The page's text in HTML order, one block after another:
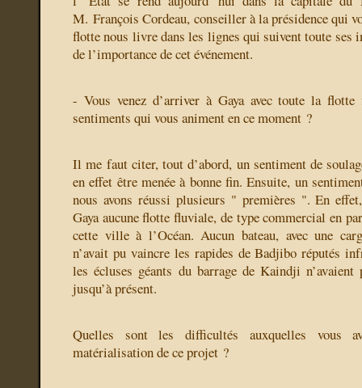
M. François Cordeau, conseiller à la présidence qui
flotte nous livre dans les lignes qui suivent toute ses
de l’importance de cet événement.
- Vous venez d’arriver à Gaya avec toute la
sentiments qui vous animent en ce moment ?
Il me faut citer, tout d’abord, un sentiment de
en effet être menée à bonne fin. Ensuite, un
nous avons réussi plusieurs " premières ". En
Gaya aucune flotte fluviale, de type commercial en
cette ville à l’Océan. Aucun bateau, avec une
n’avait pu vaincre les rapides de Badjibo réputés
les écluses géants du barrage de Kaindji
jusqu’à présent.
Quelles sont les difficultés auxquelles vous
matérialisation de ce projet ?